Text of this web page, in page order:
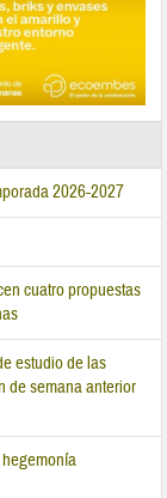
2026-2027
cuatro propuestas
estudio de las
de semana anterior